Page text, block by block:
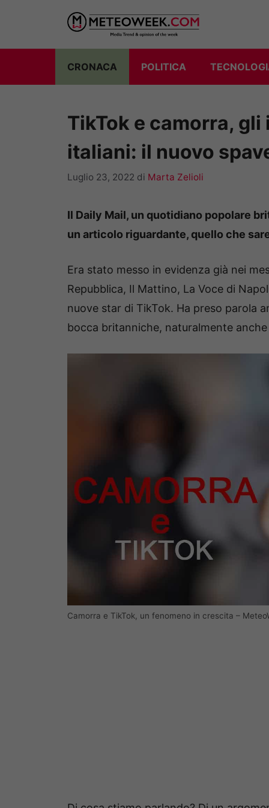
contenuto
CRONACA POLITICA
TikTok e camorra,
italiani: il nuovo
Luglio 23, 2022 di Marta Zelioli
Il Daily Mail, un quotidiano popolare
un articolo riguardante, quello che
Era stato messo in evidenza già nei
Repubblica, Il Mattino, La Voce di
nuove star di TikTok. Ha preso parola
bocca britanniche, naturalmente
Camorra e TikTok, un fenomeno in crescita –